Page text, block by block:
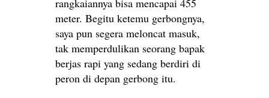
rangkaiannya bisa mencapai 455
meter. Begitu ketemu gerbongnya,
saya pun segera meloncat masuk,
tak memperdulikan seorang bapak
berjas rapi yang sedang berdiri di
peron di depan gerbong itu.